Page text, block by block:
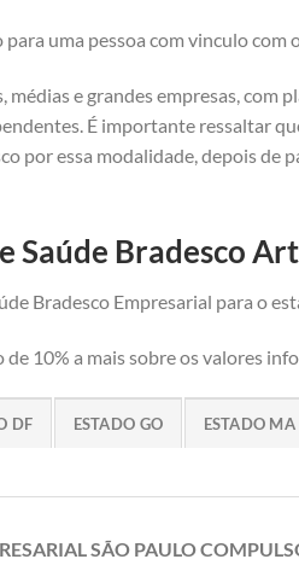
uma pessoa com vinculo
médias e grandes empresas, com
É importante ressaltar
por essa modalidade, depois de
Saúde Bradesco
Bradesco Empresarial para o
10% a mais sobre os valores
DF ESTADO GO ESTADO MA
SÃO PAULO